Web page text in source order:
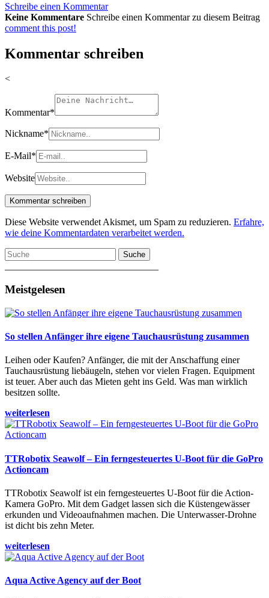
Schreibe einen Kommentar
Keine Kommentare Schreibe einen Kommentar zu diesem Beitrag
comment this post!
Kommentar schreiben
<
Kommentar*
Nickname*
E-Mail*
Website
Diese Website verwendet Akismet, um Spam zu reduzieren. Erfahre,
wie deine Kommentardaten verarbeitet werden.
Suche
Meistgelesen
So stellen Anfänger ihre eigene Tauchausrüstung zusammen
Leihen oder Kaufen? Anfänger, die mit der Anschaffung einer
Tauchausrüstung liebäugeln, stehen vor vielen Fragen. Equipment
ist teuer. Aber auch das Mieten geht ins Geld. Was man wirklich
besitzen sollte.
weiterlesen
TTRobotix Seawolf – Ein ferngesteuertes U-Boot für die GoPro
Actioncam
TTRobotix Seawolf ist ein ferngesteuertes U-Boot für die Action-
Kamera GoPro. Mit dem Gadget lassen sich die Küstengewässer
erkunden und Videoaufnahmen machen. Die Unterwasser-Drohne
ist dicht bis zehn Meter.
weiterlesen
Aqua Active Agency auf der Boot